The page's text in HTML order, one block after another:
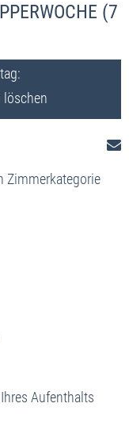
(7
löschen
Zimmerkategorie
Aufenthalts